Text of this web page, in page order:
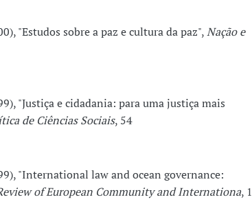
"Estudos sobre a paz e cultura da paz",Nação e
"Justiça e cidadania: para uma justiça mais
de Ciências Sociais, 54
"International law and ocean governance:
of European Community and Internationa, 1